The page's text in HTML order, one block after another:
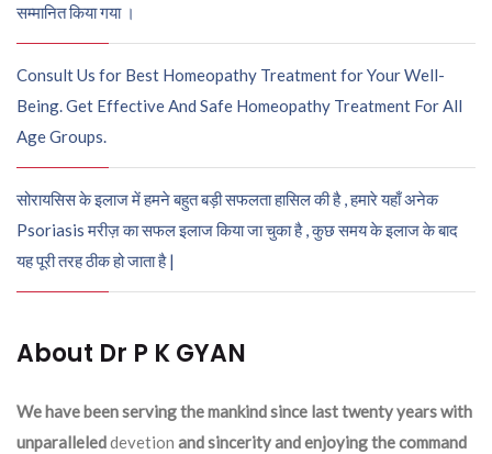
सम्मानित किया गया ।
Consult Us for Best Homeopathy Treatment for Your Well-
Being. Get Effective And Safe Homeopathy Treatment For All
Age Groups.
सोरायसिस के इलाज में हमने बहुत बड़ी सफलता हासिल की है , हमारे यहाँ अनेक
Psoriasis मरीज़ का सफल इलाज किया जा चुका है , कुछ समय के इलाज के बाद
यह पूरी तरह ठीक हो जाता है |
About Dr P K GYAN
We have been serving the mankind since last twenty years with
unparalleleddevetion and sincerity and enjoying the command